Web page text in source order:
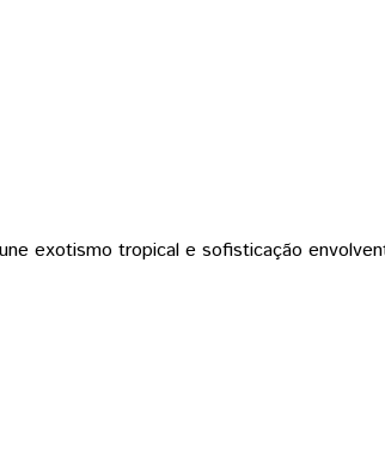
exotismo tropical e sofisticação